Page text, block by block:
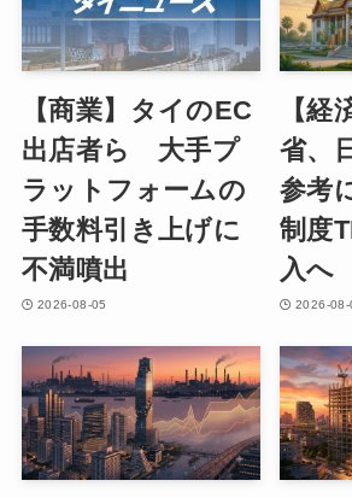
【商業】タイのEC
出店者ら 大手プ
ラットフォームの
手数料引き上げに
不満噴出
2026-08-05
【経
省、
参考
制度
入へ
2026-08-